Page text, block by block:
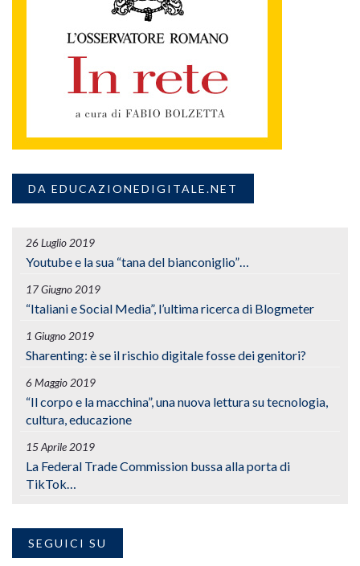
DA EDUCAZIONEDIGITALE.NET
26 Luglio 2019
Youtube e la sua “tana del bianconiglio”…
17 Giugno 2019
“Italiani e Social Media”, l’ultima ricerca di Blogmeter
1 Giugno 2019
Sharenting: è se il rischio digitale fosse dei genitori?
6 Maggio 2019
“Il corpo e la macchina”, una nuova lettura su tecnologia,
cultura, educazione
15 Aprile 2019
La Federal Trade Commission bussa alla porta di
TikTok…
SEGUICI SU